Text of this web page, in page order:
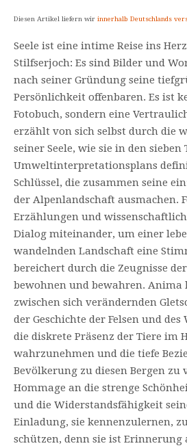
Diesen Artikel liefern wir innerhalb Deutschlands
Seele ist eine intime Reise ins
Stilfserjoch: Es sind Bilder und
nach seiner Gründung seine
Persönlichkeit offenbaren. Es ist
Fotobuch, sondern eine
erzählt von sich selbst durch die
seiner Seele, wie sie in den sieben
Umweltinterpretationsplans
Schlüssel, die zusammen seine
der Alpenlandschaft ausmachen.
Erzählungen und
Dialog miteinander, um einer
wandelnden Landschaft eine
bereichert durch die Zeugnisse
bewohnen und bewahren. Anima
zwischen sich verändernden
der Geschichte der Felsen und des
die diskrete Präsenz der Tiere im
wahrzunehmen und die tiefe
Bevölkerung zu diesen Bergen zu
Hommage an die strenge
und die Widerstandsfähigkeit
Einladung, sie kennenzulernen,
schützen, denn sie ist Erinnerung